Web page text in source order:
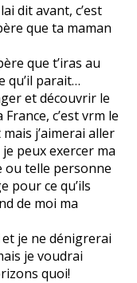
dit avant, c’est
que ta maman
que t’iras au
qu’il parait…
et découvrir le
c’est vrm le
j’aimerai aller
peux exercer ma
ou telle personne
pour ce qu’ils
de moi ma
je ne dénigrerai
je voudrai
quoi!